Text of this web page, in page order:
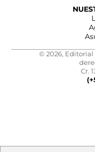
© 2026, Editorial
Cr.